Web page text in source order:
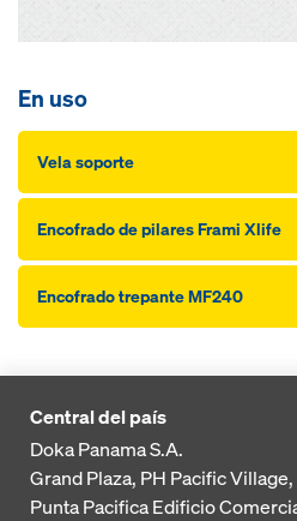
En uso
Vela soporte
Encofrado de pilares Frami Xlife
Encofrado trepante MF240
Central del país
Doka Panama S.A.
Grand Plaza, PH Pacific
Punta PacificaEdificio